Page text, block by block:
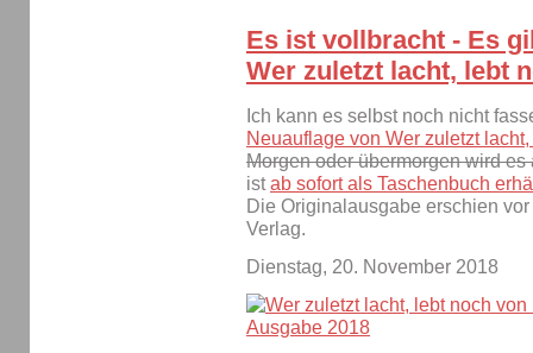
Es ist vollbracht - Es
Wer zuletzt lacht, lebt
Ich kann es selbst noch nicht
Neuauflage von Wer zuletzt
Morgen oder übermorgen wird
istab sofort als Taschenbuch
Die Originalausgabe erschien
Verlag.
Dienstag, 20. November 2018